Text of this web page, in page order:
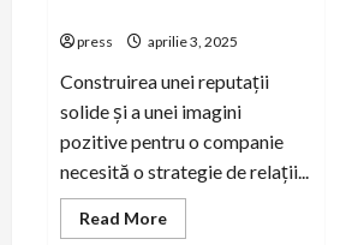
press aprilie 3, 2025
Construirea unei reputații
solide și a unei imagini
pozitive pentru o companie
necesită o strategie de relații...
Read MoreRead
more